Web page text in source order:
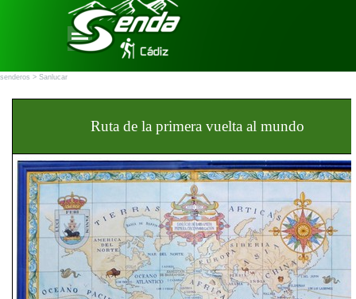
Vaya al Contenido
Saltar menú
senderos > Sanlucar
Ruta de la primera vuelta al mundo